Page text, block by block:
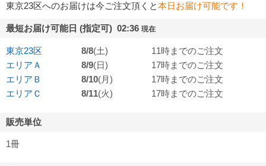
東京23区へのお届けは今ご注文頂くと本日お届け可能です！
最短お届け可能日 (指定可) 02:36 現在
東京23区 8/8(土)
11時までのご注文
エリアＡ
8/9(日)
17時までのご注文
エリアＢ
8/10(月)
17時までのご注文
エリアＣ
8/11(火) 17時までのご注文
販売単位
1冊